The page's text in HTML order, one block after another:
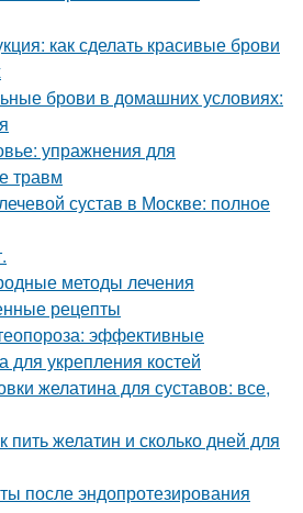
как сделать красивые брови
брови в домашних условиях:
упражнения для
травм
сустав в Москве: полное
методы лечения
рецепты
эффективные
для укрепления костей
желатина для суставов: все,
пить желатин и сколько дней для
после эндопротезирования